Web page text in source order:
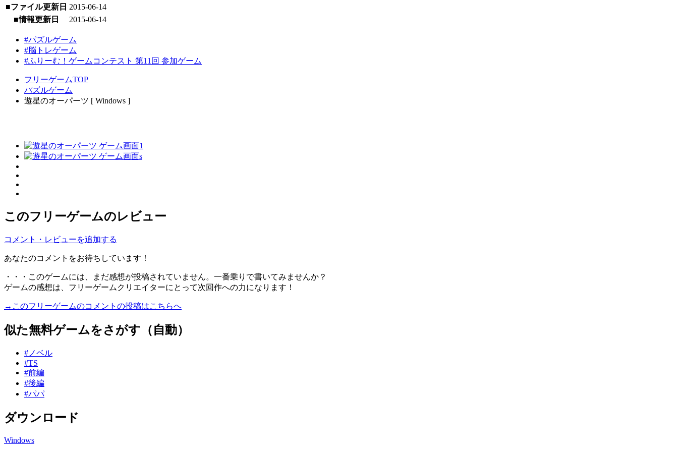
■ファイル更新日 2015-06-14
■情報更新日
2015-06-14
#パズルゲーム
#脳トレゲーム
#ふりーむ！ゲームコンテスト 第11回 参加ゲーム
フリーゲームTOP
パズルゲーム
遊星のオーパーツ [ Windows ]
このフリーゲームのレビュー
コメント・レビューを追加する
あなたのコメントをお待ちしています！
・・・このゲームには、まだ感想が投稿されていません。一番乗りで書いてみませんか？
ゲームの感想は、フリーゲームクリエイターにとって次回作への力になります！
→このフリーゲームのコメントの投稿はこちらへ
似た無料ゲームをさがす（自動）
#ノベル
#TS
#前編
#後編
#パパ
ダウンロード
Windows